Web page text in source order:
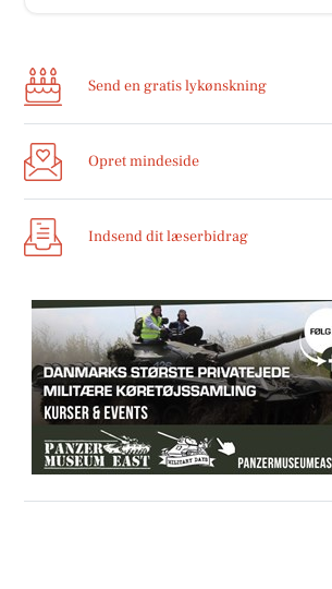
Send en gratis lykønskning
Opret mindeside
Indsend dit læserbidrag